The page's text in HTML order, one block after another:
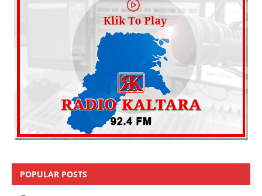
POPULAR POSTS